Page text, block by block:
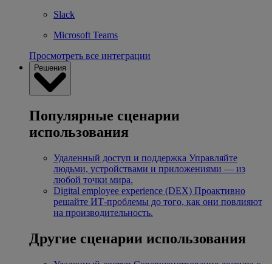
Slack
Microsoft Teams
Просмотреть все интеграции
Решения
Популярные сценарии
использования
Удаленный доступ и поддержка Управляйте
людьми, устройствами и приложениями — из
любой точки мира.
Digital employee experience (DEX) Проактивно
решайте ИТ-проблемы до того, как они повлияют
на производительность.
Другие сценарии использования